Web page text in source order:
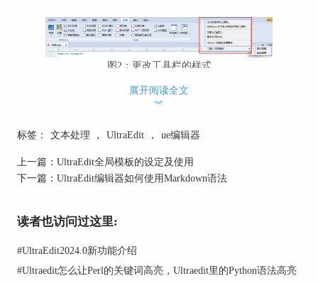
图2：更改工具栏的样式
自行下载主题。打开浏览器，进入UltraEdit英文网
站，再进入下载主题的页面，页面中有主题名和对
应的预览图。点击预览图可放大图片，点击
展开阅读全文
︾
标签： 文本处理 ， UltraEdit ， ue编辑器
上一篇： UltraEdit全局模板的设定及使用
下一篇： UltraEdit编辑器如何使用Markdown语法
读者也访问过这里:
#UltraEdit2024.0新功能介绍
#Ultraedit怎么让Perl的关键词高亮，Ultraedit里的Python语法高亮